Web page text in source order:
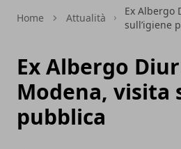
Home Attualità
Ex Albergo
sull’igiene
Ex Albergo
Modena, visita
pubblica